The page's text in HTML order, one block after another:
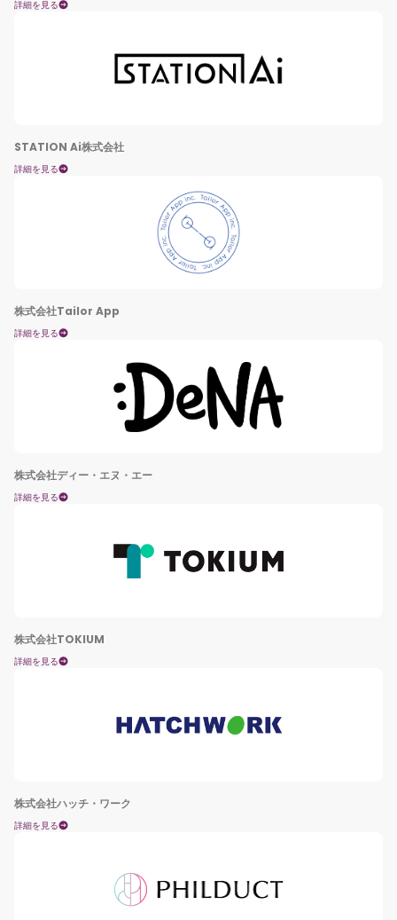
詳細を見る
STATION Ai株式会社
詳細を見る
株式会社Tailor App
詳細を見る
株式会社ディー・エヌ・エー
詳細を見る
株式会社TOKIUM
詳細を見る
株式会社ハッチ・ワーク
詳細を見る